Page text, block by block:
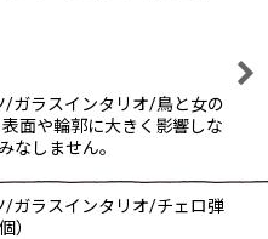
/ガラスインタリオ/鳥と女の
面や輪郭に大きく影響しな
なしません。
/ガラスインタリオ/チェロ弾
）